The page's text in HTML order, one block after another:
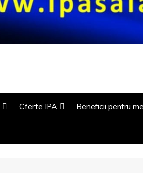
Oferte IPA
Oferte telefonie IPA
Beneficii pentru